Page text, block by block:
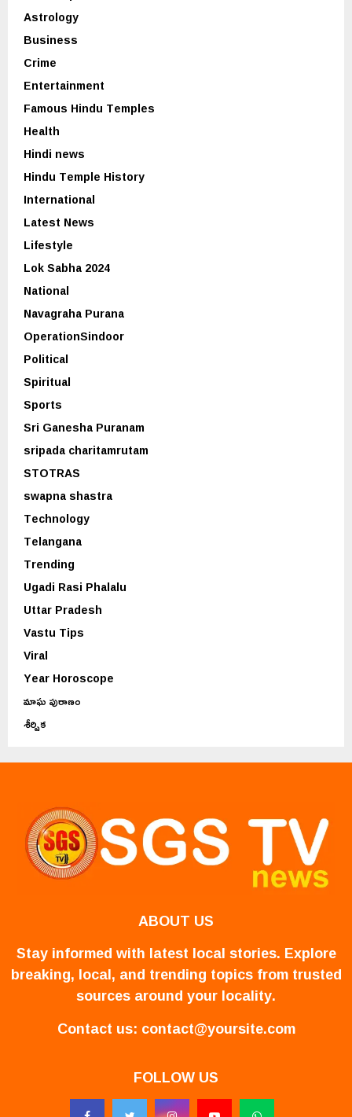
Astrology
Business
Crime
Entertainment
Famous Hindu Temples
Health
Hindi news
Hindu Temple History
International
Latest News
Lifestyle
Lok Sabha 2024
National
Navagraha Purana
OperationSindoor
Political
Spiritual
Sports
Sri Ganesha Puranam
sripada charitamrutam
STOTRAS
swapna shastra
Technology
Telangana
Trending
Ugadi Rasi Phalalu
Uttar Pradesh
Vastu Tips
Viral
Year Horoscope
మాఘ పురాణం
శీర్షిక
ABOUT US
Stay informed with latest local stories. Explore
breaking, local, and trending topics from trusted
sources around your locality.
Contact us: contact@yoursite.com
FOLLOW US